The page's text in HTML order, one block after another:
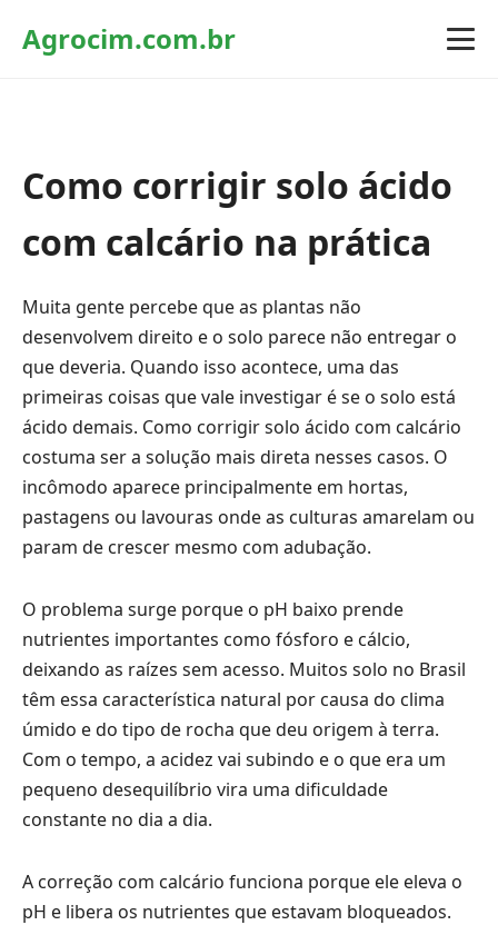
Agrocim.com.br
Como corrigir solo ácido
com calcário na prática
Muita gente percebe que as plantas não
desenvolvem direito e o solo parece não entregar o
que deveria. Quando isso acontece, uma das
primeiras coisas que vale investigar é se o solo está
ácido demais. Como corrigir solo ácido com calcário
costuma ser a solução mais direta nesses casos. O
incômodo aparece principalmente em hortas,
pastagens ou lavouras onde as culturas amarelam ou
param de crescer mesmo com adubação.
O problema surge porque o pH baixo prende
nutrientes importantes como fósforo e cálcio,
deixando as raízes sem acesso. Muitos solo no Brasil
têm essa característica natural por causa do clima
úmido e do tipo de rocha que deu origem à terra.
Com o tempo, a acidez vai subindo e o que era um
pequeno desequilíbrio vira uma dificuldade
constante no dia a dia.
A correção com calcário funciona porque ele eleva o
pH e libera os nutrientes que estavam bloqueados.